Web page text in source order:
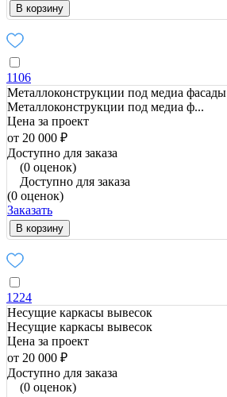
В корзину
1106
Металлоконструкции под медиа фасады
Металлоконструкции под медиа ф...
Цена за проект
от 20 000 ₽
Доступно для заказа
(0 оценок)
Доступно для заказа
(0 оценок)
Заказать
В корзину
1224
Несущие каркасы вывесок
Несущие каркасы вывесок
Цена за проект
от 20 000 ₽
Доступно для заказа
(0 оценок)